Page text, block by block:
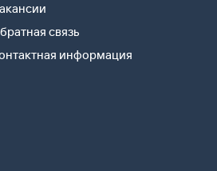
связь
информация